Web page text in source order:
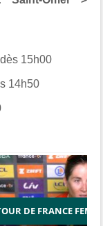
15h00
14h50
DE FRANCE